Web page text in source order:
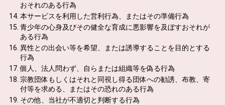
おそれのある行為
本サービスを利用した営利行為、またはその準備行為
青少年の心身及びその健全な育成に悪影響を及ぼすおそれが
ある行為
異性との出会い等を希望、または誘導することを目的とする
行為
個人、法人問わず、自らまたは組織等を偽る行為
宗教団体もしくはそれと同視し得る団体への勧誘、布教、寄
付等を求める、またはその恐れのある行為
その他、当社が不適切と判断する行為